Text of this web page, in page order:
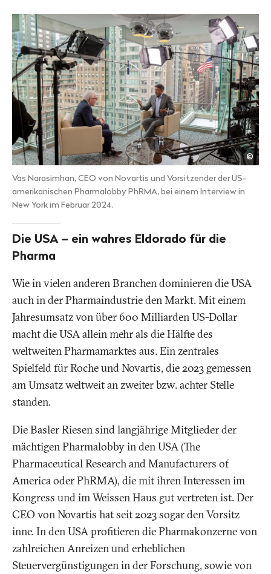
©2024
Vas Narasimhan, CEO von Novartis und Vorsitzender der US-
amerikanischen Pharmalobby PhRMA, bei einem Interview in
New York im Februar 2024.
Die USA – ein wahres Eldorado für die
Pharma
Wie in vielen anderen Branchen dominieren die USA
auch in der Pharmaindustrie den Markt. Mit einem
Jahresumsatz von über 600 Milliarden US-Dollar
macht die USA allein mehr als die Hälfte des
weltweiten Pharmamarktes aus. Ein zentrales
Spielfeld für Roche und Novartis, die 2023 gemessen
am Umsatz weltweit an zweiter bzw. achter Stelle
standen.
Die Basler Riesen sind langjährige Mitglieder der
mächtigen Pharmalobby in den USA (The
Pharmaceutical Research and Manufacturers of
America oder PhRMA), die mit ihren Interessen im
Kongress und im Weissen Haus gut vertreten ist. Der
CEO von Novartis hat seit 2023 sogar den Vorsitz
inne. In den USA profitieren die Pharmakonzerne von
zahlreichen Anreizen und erheblichen
Steuervergünstigungen in der Forschung, sowie von